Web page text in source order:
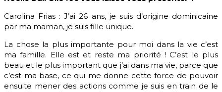
Carolina Frias : J’ai 26 ans, je suis d’origine dominicaine
par ma maman, je suis fille unique.
La chose la plus importante pour moi dans la vie c’est
ma famille. Elle est et reste ma priorité ! C’est le plus
beau et le plus important que j’ai dans ma vie, parce que
c’est ma base, ce qui me donne cette force de pouvoir
ensuite mener des actions comme je suis en train de le